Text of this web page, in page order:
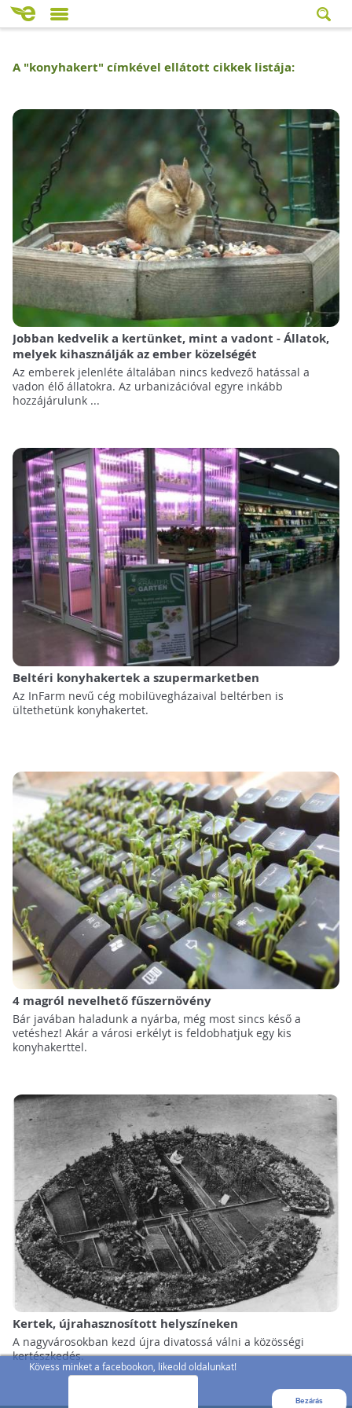
Kövess minket a facebookon, likeold oldalunkat!
Bezárás
A "konyhakert" címkével ellátott cikkek listája:
Jobban kedvelik a kertünket, mint a vadont - Állatok,
melyek kihasználják az ember közelségét
Az emberek jelenléte általában nincs kedvező hatással a
vadon élő állatokra. Az urbanizációval egyre inkább
hozzájárulunk ...
Beltéri konyhakertek a szupermarketben
Az InFarm nevű cég mobilüvegházaival beltérben is
ültethetünk konyhakertet.
4 magról nevelhető fűszernövény
Bár javában haladunk a nyárba, még most sincs késő a
vetéshez! Akár a városi erkélyt is feldobhatjuk egy kis
konyhakerttel.
Kertek, újrahasznosított helyszíneken
A nagyvárosokban kezd újra divatossá válni a közösségi
kertészkedés.